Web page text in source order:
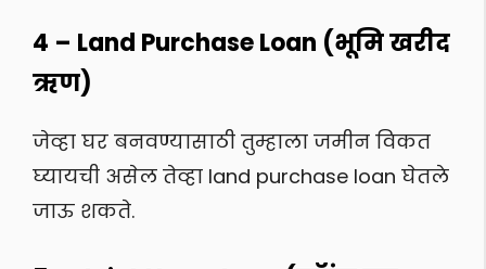
4 – Land Purchase Loan (भूमि खरीद
ऋण)
जेव्हा घर बनवण्यासाठी तुम्हाला जमीन विकत
घ्यायची असेल तेव्हा land purchase loan घेतले
जाऊ शकते.